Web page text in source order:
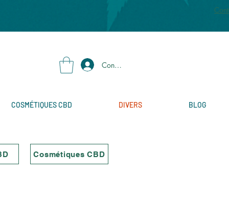
Connexion
COSMÉTIQUES CBD DIVERS BLOG
Cosmétiques CBD